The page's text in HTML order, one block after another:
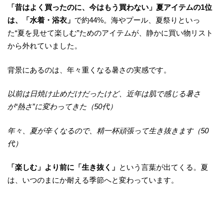
「昔はよく買ったのに、今はもう買わない」夏アイテムの1位
は、「水着・浴衣」 で約44%。海やプール、夏祭りといっ
た“夏を見せて楽しむ”ためのアイテムが、静かに買い物リスト
から外れていました。
背景にあるのは、年々重くなる暑さの実感です。
以前は日焼け止めだけだったけど、近年は肌で感じる暑さ
が“熱さ”に変わってきた（50代）
年々、夏が辛くなるので、精一杯頑張って生き抜きます（50
代）
「楽しむ」より前に「生き抜く」 という言葉が出てくる。夏
は、いつのまにか耐える季節へと変わっています。